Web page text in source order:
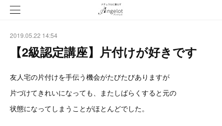
2019.05.22 14:54
【2級認定講座】片付けが好きです
友人宅の片付けを手伝う機会がたびたびありますが
片づけてきれいになっても、またしばらくすると元の
状態になってしまうことがほとんどでした。